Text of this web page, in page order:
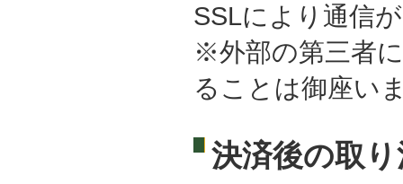
SSLにより通信
※外部の第三者
ることは御座い
決済後の取